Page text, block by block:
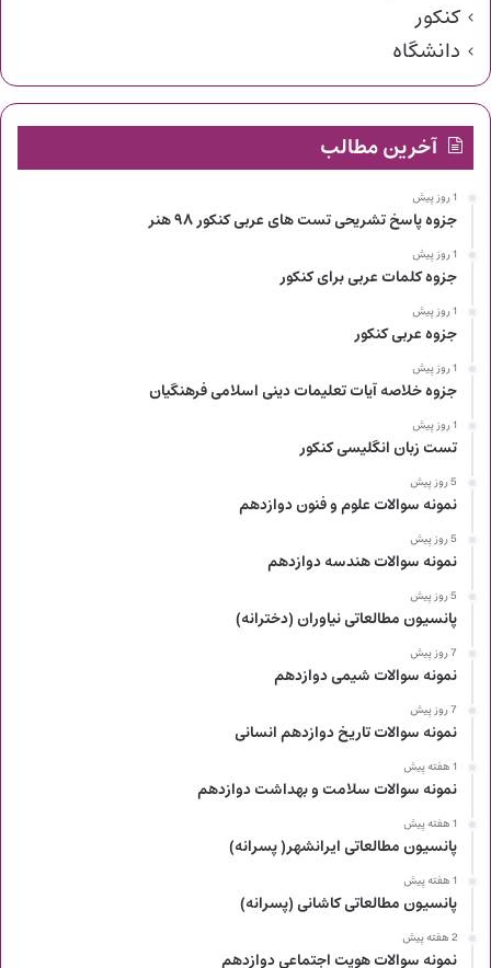
کنکور
دانشگاه
آخرین مطالب
1 روز پیش
جزوه پاسخ تشریحی تست های عربی کنکور ۹۸ هنر
1 روز پیش
جزوه کلمات عربی برای کنکور
1 روز پیش
جزوه عربی کنکور
1 روز پیش
جزوه خلاصه آیات تعلیمات دینی اسلامی فرهنگیان
1 روز پیش
تست زبان انگلیسی کنکور
5 روز پیش
نمونه سوالات علوم و فنون دوازدهم
5 روز پیش
نمونه سوالات هندسه دوازدهم
5 روز پیش
پانسیون مطالعاتی نیاوران (دخترانه)
7 روز پیش
نمونه سوالات شیمی دوازدهم
7 روز پیش
نمونه سوالات تاریخ دوازدهم انسانی
1 هفته پیش
نمونه سوالات سلامت و بهداشت دوازدهم
1 هفته پیش
پانسیون مطالعاتی ایرانشهر( پسرانه)
1 هفته پیش
پانسیون مطالعاتی کاشانی (پسرانه)
2 هفته پیش
نمونه سوالات هویت اجتماعی دوازدهم